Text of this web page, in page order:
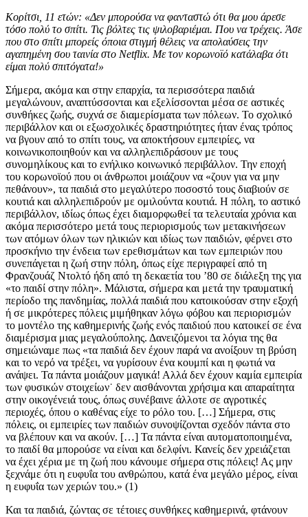
Κορίτσι, 11 ετών: «Δεν μπορούσα να φανταστώ ότι θα μου άρεσε
τόσο πολύ το σπίτι. Τις βόλτες τις ψιλοβαριέμαι. Που να τρέχεις. Άσε
που στο σπίτι μπορείς όποια στιγμή θέλεις να απολαύσεις την
αγαπημένη σου ταινία στο Netflix. Με τον κορωνοϊό κατάλαβα ότι
είμαι πολύ σπιτόγατα!»
Σήμερα, ακόμα και στην επαρχία, τα περισσότερα παιδιά
μεγαλώνουν, αναπτύσσονται και εξελίσσονται μέσα σε αστικές
συνθήκες ζωής, συχνά σε διαμερίσματα των πόλεων. Το σχολικό
περιβάλλον και οι εξωσχολικές δραστηριότητες ήταν ένας τρόπος
να βγουν από το σπίτι τους, να αποκτήσουν εμπειρίες, να
κοινωνικοποιηθούν και να αλληλεπιδράσουν με τους
συνομηλίκους και το ενήλικο κοινωνικό περιβάλλον. Την εποχή
του κορωνοϊού που οι άνθρωποι μοιάζουν να «ζουν για να μην
πεθάνουν», τα παιδιά στο μεγαλύτερο ποσοστό τους διαβιούν σε
κουτιά και αλληλεπιδρούν με ομιλούντα κουτιά. Η πόλη, το αστικό
περιβάλλον, ιδίως όπως έχει διαμορφωθεί τα τελευταία χρόνια και
ακόμα περισσότερο μετά τους περιορισμούς των μετακινήσεων
των ατόμων όλων των ηλικιών και ιδίως των παιδιών, φέρνει στο
προσκήνιο την ένδεια των ερεθισμάτων και των εμπειριών που
συνεπάγεται η ζωή στην πόλη, όπως είχε περιγραφεί από τη
Φρανζουάζ Ντολτό ήδη από τη δεκαετία του ’80 σε διάλεξη της για
«το παιδί στην πόλη». Μάλιστα, σήμερα και μετά την τραυματική
περίοδο της πανδημίας, πολλά παιδιά που κατοικούσαν στην εξοχή
ή σε μικρότερες πόλεις μιμήθηκαν λόγω φόβου και περιορισμών
το μοντέλο της καθημερινής ζωής ενός παιδιού που κατοικεί σε ένα
διαμέρισμα μιας μεγαλούπολης. Δανειζόμενοι τα λόγια της θα
σημειώναμε πως «τα παιδιά δεν έχουν παρά να ανοίξουν τη βρύση
και το νερό να τρέξει, να γυρίσουν ένα κουμπί και η φωτιά να
ανάψει. Τα πάντα μοιάζουν μαγικά! Αλλά δεν έχουν καμία εμπειρία
των φυσικών στοιχείων˙ δεν αισθάνονται χρήσιμα και απαραίτητα
στην οικογένειά τους, όπως συνέβαινε άλλοτε σε αγροτικές
περιοχές, όπου ο καθένας είχε το ρόλο του. […] Σήμερα, στις
πόλεις, οι εμπειρίες των παιδιών συνοψίζονται σχεδόν πάντα στο
να βλέπουν και να ακούν. […] Τα πάντα είναι αυτοματοποιημένα,
το παιδί θα μπορούσε να είναι και δελφίνι. Κανείς δεν χρειάζεται
να έχει χέρια με τη ζωή που κάνουμε σήμερα στις πόλεις! Ας μην
ξεχνάμε ότι η ευφυΐα του ανθρώπου, κατά ένα μεγάλο μέρος, είναι
η ευφυΐα των χεριών του.» (1)
Και τα παιδιά, ζώντας σε τέτοιες συνθήκες καθημερινά, φτάνουν